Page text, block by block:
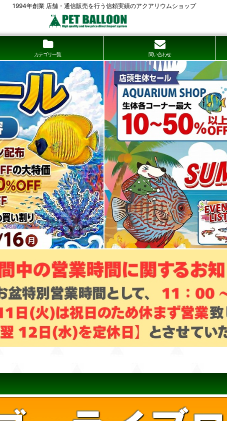
1994年創業 店舗・通信販売を行う信頼実績のアクアリウムショップ
カテゴリ一覧 問い合わせ